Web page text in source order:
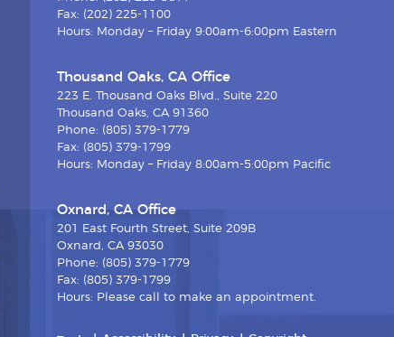
Fax: (202) 225-1100
Hours: Monday – Friday 9:00am-6:00pm Eastern
Thousand Oaks, CA Office
223 E. Thousand Oaks Blvd., Suite 220
Thousand Oaks, CA 91360
Phone: (805) 379-1779
Fax: (805) 379-1799
Hours: Monday – Friday 8:00am-5:00pm Pacific
Oxnard, CA Office
201 East Fourth Street, Suite 209B
Oxnard, CA 93030
Phone: (805) 379-1779
Fax: (805) 379-1799
Hours: Please call to make an appointment.